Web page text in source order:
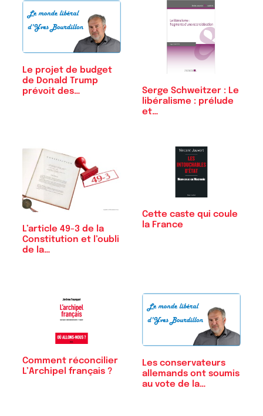
Le projet de budget
de Donald Trump
prévoit des…
Serge Schweitzer : Le
libéralisme : prélude
et…
L’article 49-3 de la
Constitution et l’oubli
de la…
Cette caste qui coule
la France
Comment réconcilier
L’Archipel français ?
Les conservateurs
allemands ont soumis
au vote de la…